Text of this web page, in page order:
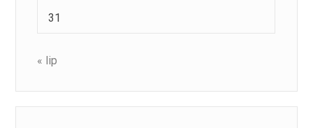
31
« lip